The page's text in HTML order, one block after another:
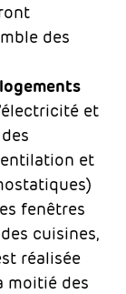
des
et
et
fenêtres
cuisines,
réalisée
moitié des